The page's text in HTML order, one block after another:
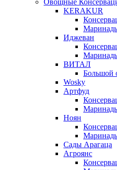
Овощные
KERAKUR
Иджеван
ВИТАЛ
Большой
Wosky
Артфуд
Ноян
Сады Арагаца
Агроянс